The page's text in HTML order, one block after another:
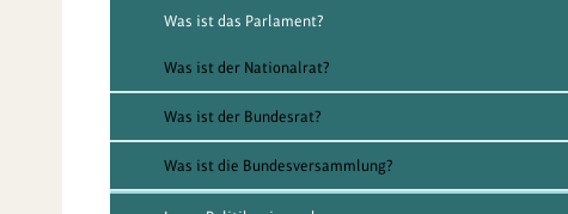
Was ist das Parlament?
Was ist der Nationalrat?
Was ist der Bundesrat?
Was ist die Bundesversammlung?